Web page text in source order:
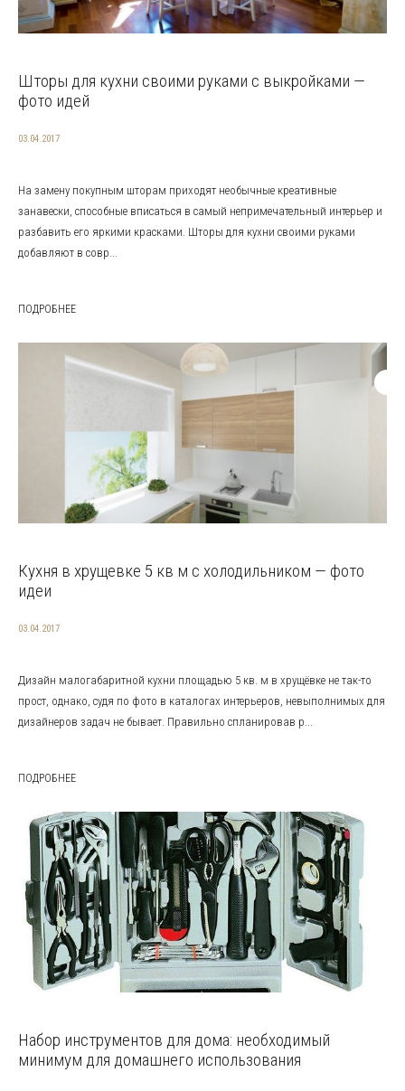
Шторы для кухни своими руками с выкройками —
фото идей
03.04.2017
На замену покупным шторам приходят необычные креативные
занавески, способные вписаться в самый непримечательный интерьер и
разбавить его яркими красками. Шторы для кухни своими руками
добавляют в совр...
ПОДРОБНЕЕ
Кухня в хрущевке 5 кв м с холодильником — фото
идеи
03.04.2017
Дизайн малогабаритной кухни площадью 5 кв. м в хрущёвке не так-то
прост, однако, судя по фото в каталогах интерьеров, невыполнимых для
дизайнеров задач не бывает. Правильно спланировав р...
ПОДРОБНЕЕ
Набор инструментов для дома: необходимый
минимум для домашнего использования